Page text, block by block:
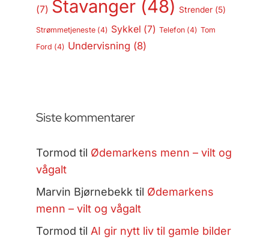
(7) Stavanger(48) Strender(5)
Strømmetjeneste(4) Sykkel (7) Telefon(4) Tom
Ford (4) Undervisning (8)
Siste kommentarer
Tormod til Ødemarkens menn – vilt og
vågalt
Marvin Bjørnebekk til Ødemarkens
menn – vilt og vågalt
Tormod til AI gir nytt liv til gamle bilder